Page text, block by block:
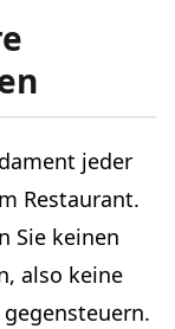
jeder
Restaurant.
Sie keinen
also keine